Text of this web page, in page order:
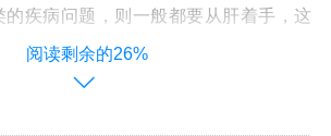
疾病问题，则一般都要从肝着手，这
机条达就靠肝的正常工作~
阅读剩余的26%